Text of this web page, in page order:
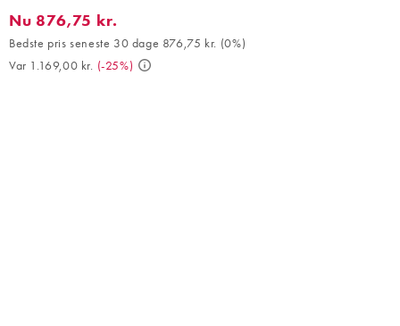
Nu 876,75 kr.. Bedste pris seneste 30 dage 876,75 kr. (0%). Var
Nu 876,75 kr.
Bedste pris seneste 30 dage 876,75 kr. (0%)
Var 1.169,00 kr. (-25%)